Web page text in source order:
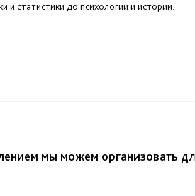
и статистики до психологии и истории.
мы можем организовать